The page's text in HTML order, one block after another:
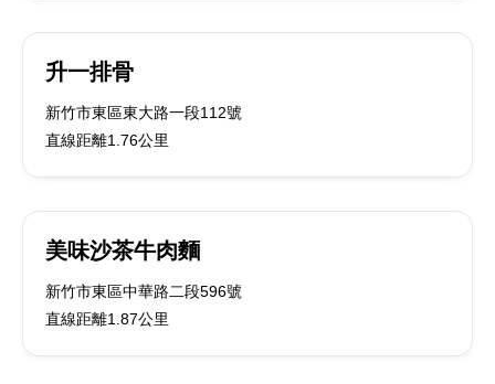
升一排骨
新竹市東區東大路一段112號
直線距離1.76公里
美味沙茶牛肉麵
新竹市東區中華路二段596號
直線距離1.87公里